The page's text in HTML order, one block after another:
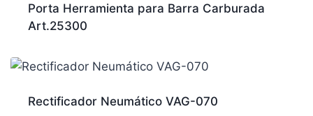
Porta Herramienta para Barra Carburada
Art.25300
Rectificador Neumático VAG-070